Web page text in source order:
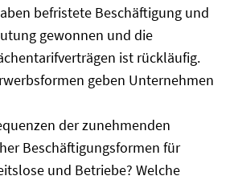
befristete Beschäftigung und
gewonnen und die
ist rückläufig.
geben Unternehmen
der zunehmenden
Beschäftigungsformen für
und Betriebe? Welche